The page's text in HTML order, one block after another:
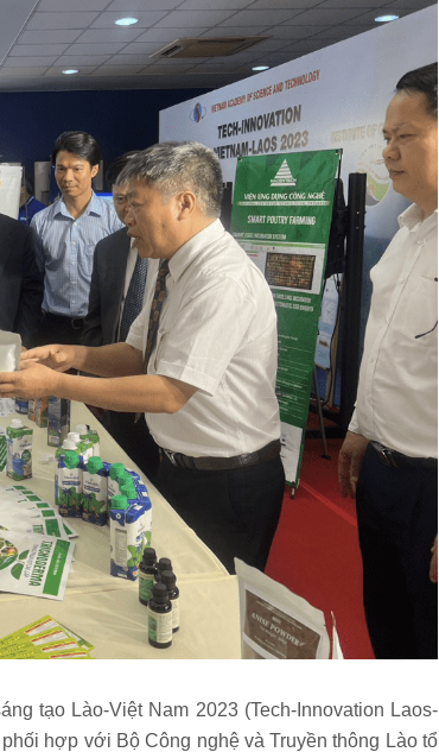
tạo Lào-Việt Nam 2023 (Tech-Innovation Laos-
hợp với Bộ Công nghệ và Truyền thông Lào tổ